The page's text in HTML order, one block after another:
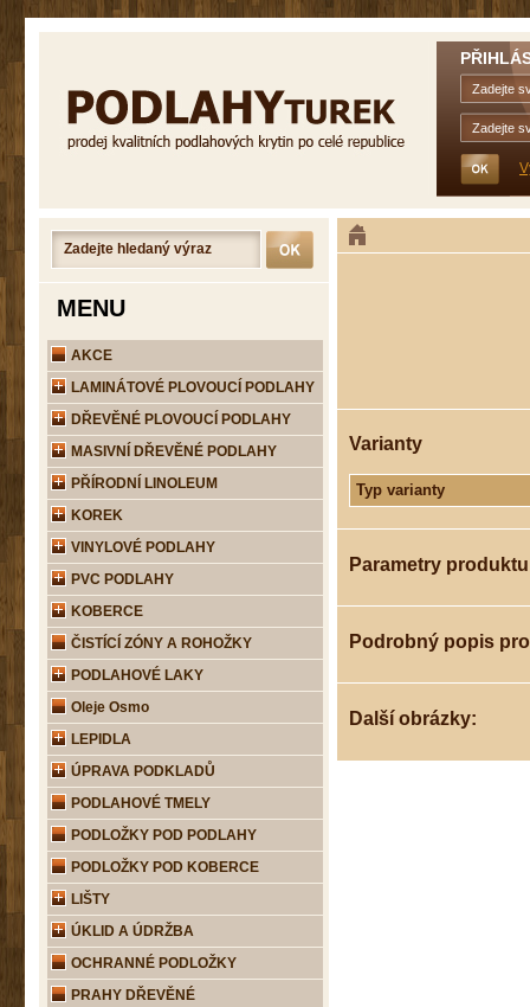
Varianty
Typ varianty
Parametry produktu
Podrobný popis
Další obrázky:
MENU
AKCE
LAMINÁTOVÉ PLOVOUCÍ PODLAHY
DŘEVĚNÉ PLOVOUCÍ PODLAHY
MASIVNÍ DŘEVĚNÉ PODLAHY
PŘÍRODNÍ LINOLEUM
KOREK
VINYLOVÉ PODLAHY
PVC PODLAHY
KOBERCE
ČISTÍCÍ ZÓNY A ROHOŽKY
PODLAHOVÉ LAKY
Oleje Osmo
LEPIDLA
ÚPRAVA PODKLADŮ
PODLAHOVÉ TMELY
PODLOŽKY POD PODLAHY
PODLOŽKY POD KOBERCE
LIŠTY
ÚKLID A ÚDRŽBA
OCHRANNÉ PODLOŽKY
PRAHY DŘEVĚNÉ